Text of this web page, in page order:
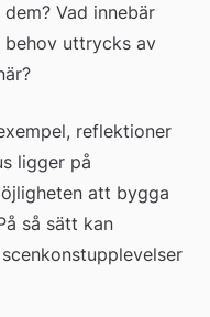
Vad innebär
uttrycks av
reflektioner
ligger på
att bygga
så sätt kan